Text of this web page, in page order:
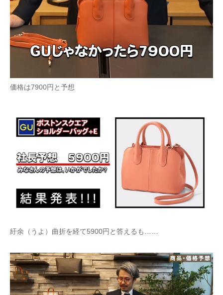
価格は7900円と予想
紆余（うよ）曲折を経て5900円と答えるも……